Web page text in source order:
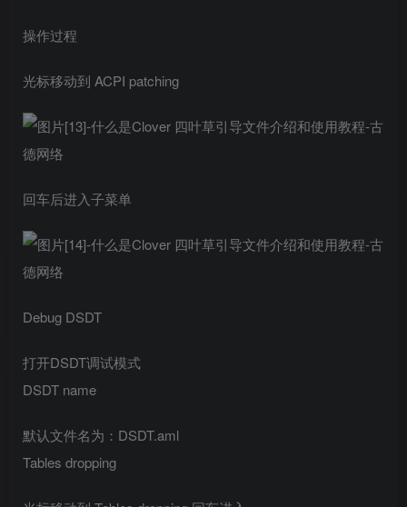
操作过程
光标移动到 ACPI patching
回车后进入子菜单
Debug DSDT
打开DSDT调试模式
DSDT name
默认文件名为：DSDT.aml
Tables dropping